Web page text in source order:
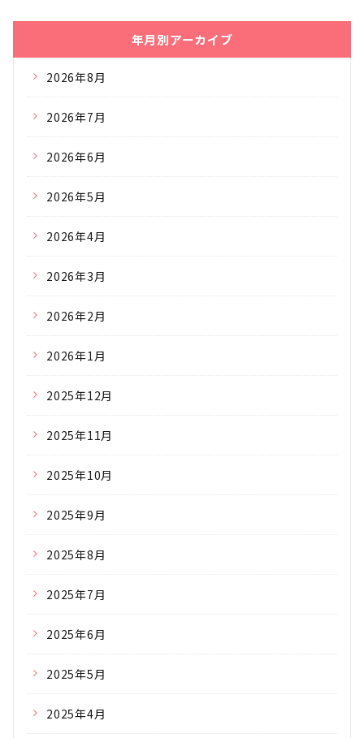
年月別アーカイブ
2026年8月
2026年7月
2026年6月
2026年5月
2026年4月
2026年3月
2026年2月
2026年1月
2025年12月
2025年11月
2025年10月
2025年9月
2025年8月
2025年7月
2025年6月
2025年5月
2025年4月